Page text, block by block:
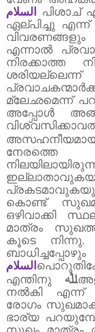
السلام
പിശാച്
ഏല്പിച്ചു എന്ന്
വിവരണങ്ങളും
എന്നാൽ
നിരക്കാത്ത
ശരിയല്ലെന്ന്
മ്ലേഛമെന്ന്
അപ്പോൾ
നേരത്തെ
കൊണ്ട്
ഒഴിവാക്കി
മാത്രം
കൂടെ നിന്നു.
السلام
എന്തിനു ﷲ
നൽകി എന്ന്
രോഗം
ഭാര്യ